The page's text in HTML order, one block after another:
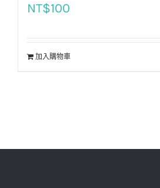
NT$100
加入購物車